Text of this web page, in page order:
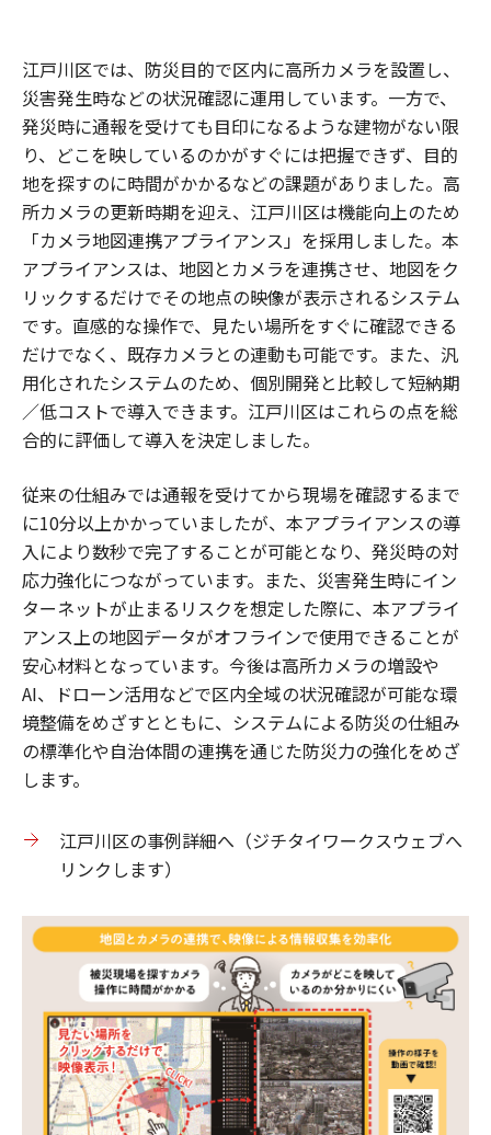
江戸川区では、防災目的で区内に高所カメラを設置し、
災害発生時などの状況確認に運用しています。一方で、
発災時に通報を受けても目印になるような建物がない限
り、どこを映しているのかがすぐには把握できず、目的
地を探すのに時間がかかるなどの課題がありました。高
所カメラの更新時期を迎え、江戸川区は機能向上のため
「カメラ地図連携アプライアンス」を採用しました。本
アプライアンスは、地図とカメラを連携させ、地図をク
リックするだけでその地点の映像が表示されるシステム
です。直感的な操作で、見たい場所をすぐに確認できる
だけでなく、既存カメラとの連動も可能です。また、汎
用化されたシステムのため、個別開発と比較して短納期
／低コストで導入できます。江戸川区はこれらの点を総
合的に評価して導入を決定しました。
従来の仕組みでは通報を受けてから現場を確認するまで
に10分以上かかっていましたが、本アプライアンスの導
入により数秒で完了することが可能となり、発災時の対
応力強化につながっています。また、災害発生時にイン
ターネットが止まるリスクを想定した際に、本アプライ
アンス上の地図データがオフラインで使用できることが
安心材料となっています。今後は高所カメラの増設や
AI、ドローン活用などで区内全域の状況確認が可能な環
境整備をめざすとともに、システムによる防災の仕組み
の標準化や自治体間の連携を通じた防災力の強化をめざ
します。
江戸川区の事例詳細へ（ジチタイワークスウェブへ
リンクします）